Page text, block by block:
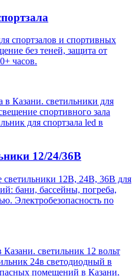
спортзалов и спортивных
без теней, защита от
часов.
в Казани. светильники для
спортивного зала
для спортзала led в
12/24/36В
светильники 12В, 24В, 36В для
бани, бассейны, погреба,
Электробезопасность по
светильник 12 вольт
24в светодиодный в
помещений в Казани.